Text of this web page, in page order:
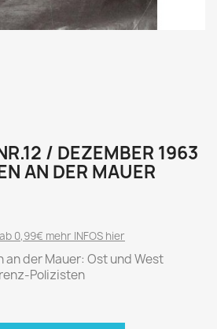
/ DEZEMBER 1963
AN DER MAUER
0,99€ mehr INFOS hier
der Mauer: Ost und West
Polizisten